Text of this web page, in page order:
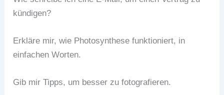
kündigen?
Erkläre mir, wie Photosynthese funktioniert, in
einfachen Worten.
Gib mir Tipps, um besser zu fotografieren.